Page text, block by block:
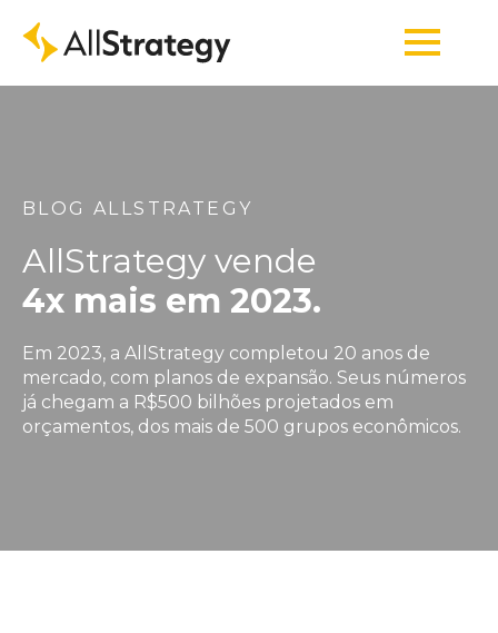
BLOG ALLSTRATEGY
AllStrategy vende
4x mais em 2023.
Em 2023, a AllStrategy completou 20 anos de
mercado, com planos de expansão. Seus números
já chegam a R$500 bilhões projetados em
orçamentos, dos mais de 500 grupos econômicos.